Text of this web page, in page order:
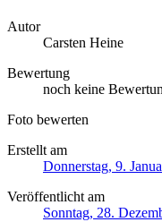
Autor
Carsten Heine
Bewertung
noch keine
Foto bewerten
Erstellt am
Donnerstag, 9.
Veröffentlicht am
Sonntag, 28.